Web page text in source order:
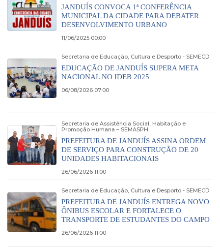
JANDUÍS CONVOCA 1ª CONFERÊNCIA
MUNICIPAL DA CIDADE PARA DEBATER
DESENVOLVIMENTO URBANO
11/06/2025 00:00
Secretaria de Educação, Cultura e Desporto - SEMECD
EDUCAÇÃO DE JANDUÍS SUPERA META
NACIONAL NO IDEB 2025
06/08/2026 07:00
Secretaria de Assistência Social, Habitação e
Promoção Humana – SEMASPH
PREFEITURA DE JANDUÍS ASSINA ORDEM
DE SERVIÇO PARA CONSTRUÇÃO DE 20
UNIDADES HABITACIONAIS
26/06/2026 11:00
Secretaria de Educação, Cultura e Desporto - SEMECD
PREFEITURA DE JANDUÍS ENTREGA NOVO
ÔNIBUS ESCOLAR E FORTALECE O
TRANSPORTE DE ESTUDANTES DO CAMPO
26/06/2026 11:00